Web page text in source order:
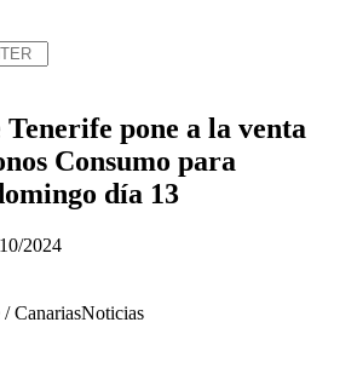
pone a la venta
Consumo para
día 13
2024
Linkedin
en Pinterest
CanariasNoticias